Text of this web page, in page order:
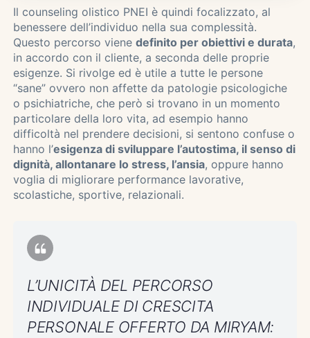
Il counseling olistico PNEI è quindi focalizzato, al
benessere dell’individuo nella sua complessità.
Questo percorso viene definito per obiettivi e durata,
in accordo con il cliente, a seconda delle proprie
esigenze. Si rivolge ed è utile a tutte le persone
“sane” ovvero non affette da patologie psicologiche
o psichiatriche, che però si trovano in un momento
particolare della loro vita, ad esempio hanno
difficoltà nel prendere decisioni, si sentono confuse o
hanno l’esigenza di sviluppare l’autostima, il senso di
dignità, allontanare lo stress, l’ansia, oppure hanno
voglia di migliorare performance lavorative,
scolastiche, sportive, relazionali.
L’UNICITÀ DEL PERCORSO
INDIVIDUALE DI CRESCITA
PERSONALE OFFERTO DA MIRYAM: